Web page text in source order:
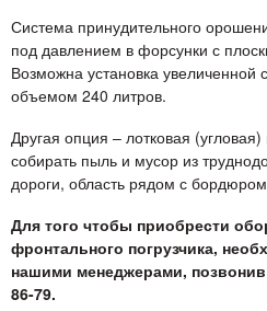
Система принудительного
под давлением в форсунки с
Возможна установка
объемом 240 литров.
Другая опция – лотковая
собирать пыль и мусор из
дороги, область рядом с
Для того чтобы приобрести
фронтального погрузчика,
нашими менеджерами,
86-79.